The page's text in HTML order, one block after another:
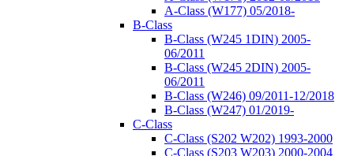
A-Class (W177) 05/2018-
B-Class
B-Class (W245 1DIN) 2005-
06/2011
B-Class (W245 2DIN) 2005-
06/2011
B-Class (W246) 09/2011-12/2018
B-Class (W247) 01/2019-
C-Class
C-Class (S202 W202) 1993-2000
C-Class (S203 W203) 2000-2004